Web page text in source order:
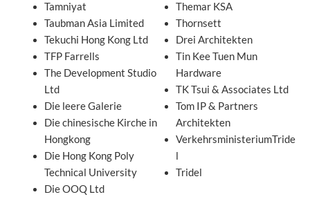
Tamniyat
Taubman Asia Limited
Tekuchi Hong Kong Ltd
TFP Farrells
The Development Studio
Ltd
Die leere Galerie
Die chinesische Kirche in
Hongkong
Die Hong Kong Poly
Technical University
Die OOQ Ltd
Themar KSA
Thornsett
Drei Architekten
Tin Kee Tuen Mun
Hardware
TK Tsui & Associates Ltd
Tom IP & Partners
Architekten
VerkehrsministeriumTride
l
Tridel